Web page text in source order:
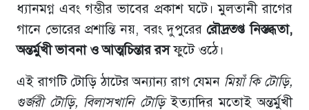
ধ্যানমগ্ন এবং গম্ভীর ভাবের প্রকাশ ঘটে। মুলতানী রাগের
গানে ভোরের প্রশান্তি নয়, বরং দুপুরেররৌদ্রতপ্ত নিস্তব্ধতা,
অন্তর্মুখী ভাবনা ও আত্মচিন্তার রসফুটে ওঠে।
এই রাগটি টোড়ি ঠাটের অন্যান্য রাগ যেমন মিয়াঁ কি টোড়ি,
গুর্জরী টোড়ি, বিলাসখানি টোড়িইত্যাদির মতোই অন্তর্মুখী